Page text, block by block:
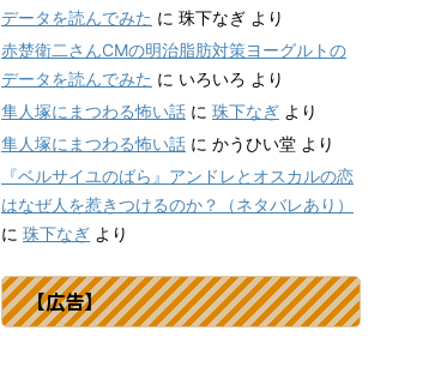
データを読んでみた に 珠下なぎ より
赤楚衛二さんCMの明治脂肪対策ヨーグルトの
データを読んでみた に いろいろ より
隼人塚にまつわる怖い話 に 珠下なぎ より
隼人塚にまつわる怖い話 に かうひい堂 より
『ベルサイユのばら』アンドレとオスカルの恋
はなぜ人を惹きつけるのか？（ネタバレあり）
に 珠下なぎ より
【広告】